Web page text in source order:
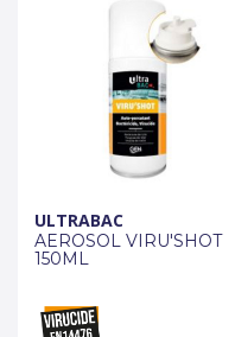
ULTRABAC
AEROSOL VIRU'SHOT
150ML